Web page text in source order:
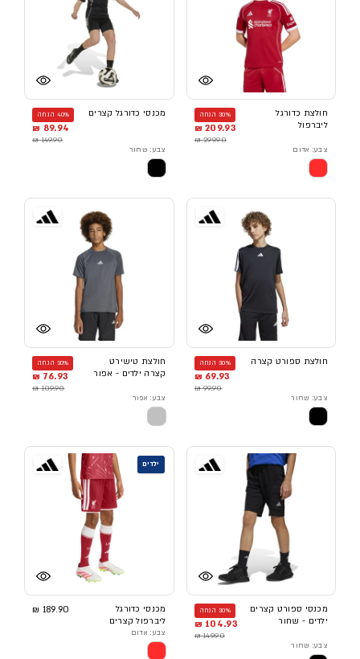
חולצת כדורגל
ליברפול
30% הנחה
209.93 ₪
299.90 ₪
צבע: אדום
מכנסי כדורגל קצרים 40% הנחה
89.94 ₪
149.90 ₪
צבע: שחור
חולצת ספורט קצרה 30% הנחה
69.93 ₪
99.90 ₪
צבע: שחור
חולצת טישירט
קצרה ילדים - אפור
30% הנחה
76.93 ₪
109.90 ₪
צבע: אפור
מכנסי ספורט קצרים
ילדים - שחור
30% הנחה
104.93 ₪
149.90 ₪
צבע: שחור
ילדים
מכנסי כדורגל
ליברפול קצרים
189.90 ₪
צבע: אדום